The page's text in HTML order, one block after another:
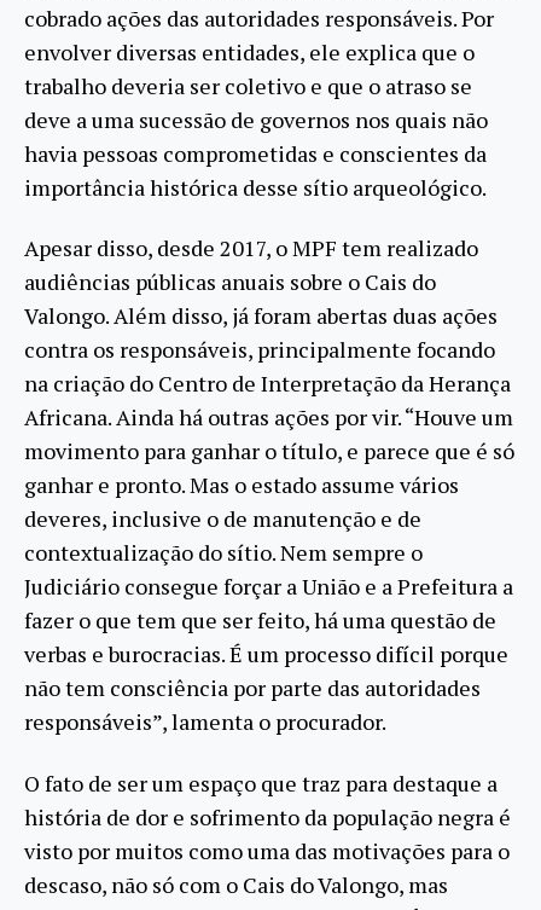
cobrado ações das autoridades responsáveis. Por
envolver diversas entidades, ele explica que o
trabalho deveria ser coletivo e que o atraso se
deve a uma sucessão de governos nos quais não
havia pessoas comprometidas e conscientes da
importância histórica desse sítio arqueológico.
Apesar disso, desde 2017, o MPF tem realizado
audiências públicas anuais sobre o Cais do
Valongo. Além disso, já foram abertas duas ações
contra os responsáveis, principalmente focando
na criação do Centro de Interpretação da Herança
Africana. Ainda há outras ações por vir. “Houve um
movimento para ganhar o título, e parece que é só
ganhar e pronto. Mas o estado assume vários
deveres, inclusive o de manutenção e de
contextualização do sítio. Nem sempre o
Judiciário consegue forçar a União e a Prefeitura a
fazer o que tem que ser feito, há uma questão de
verbas e burocracias. É um processo difícil porque
não tem consciência por parte das autoridades
responsáveis”, lamenta o procurador.
O fato de ser um espaço que traz para destaque a
história de dor e sofrimento da população negra é
visto por muitos como uma das motivações para o
descaso, não só com o Cais do Valongo, mas